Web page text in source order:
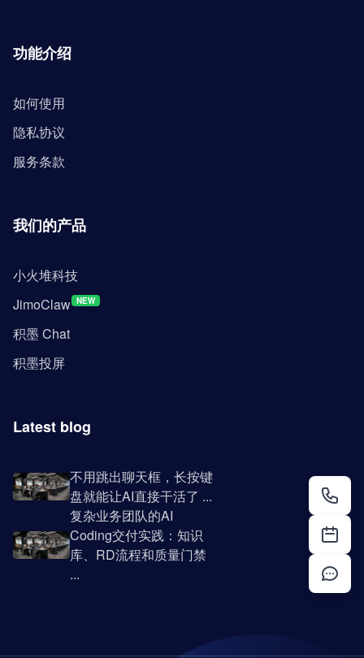
功能介绍
如何使用
隐私协议
服务条款
我们的产品
小火堆科技
JimoClaw NEW
积墨 Chat
积墨投屏
Latest blog
不用跳出聊天框，长按键
盘就能让AI直接干活了 ...
复杂业务团队的AI
Coding交付实践：知识
库、RD流程和质量门禁
...